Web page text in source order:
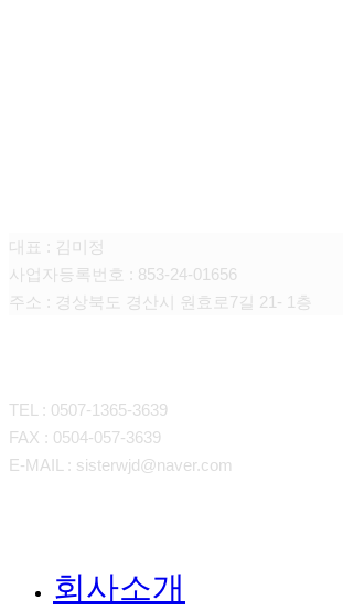
대표 : 김미정
사업자등록번호 : 853-24-01656
주소 : 경상북도 경산시 원효로7길 21- 1층
TEL : 0507-1365-3639
FAX : 0504-057-3639
E-MAIL : sisterwjd@naver.com
회사소개